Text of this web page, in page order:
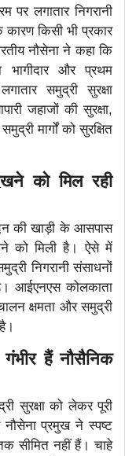
पर लगातार निगरानी
कारण किसी भी प्रकार
नौसेना ने कहा कि
भागीदार और प्रथम
समुद्री सुरक्षा
जहाजों की सुरक्षा,
मार्गों को सुरक्षित
को मिल रही
की खाड़ी के आसपास
को मिली है। ऐसे में
निगरानी संसाधनों
आईएनएस कोलकाता
क्षमता और समुद्री
हैं नौसैनिक
सुरक्षा को लेकर पूरी
नौसेना प्रमुख ने स्पष्ट
सीमित नहीं हैं। चाहे